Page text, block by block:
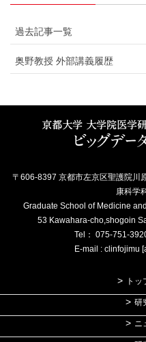
過去記事一覧
奥野教授 外部講義履歴
〒606-8397 京都市左京区聖護院川
康科学
Graduate School of Medicine
53 Kawahara-cho,shogoin
Tel： 075-751-
E-mail : clinfojimu
トッ
研
ニ